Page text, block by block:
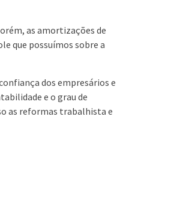
as amortizações de
que possuímos sobre a
dos empresários e
e o grau de
as reformas trabalhista e